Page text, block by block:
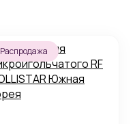
Распродажа